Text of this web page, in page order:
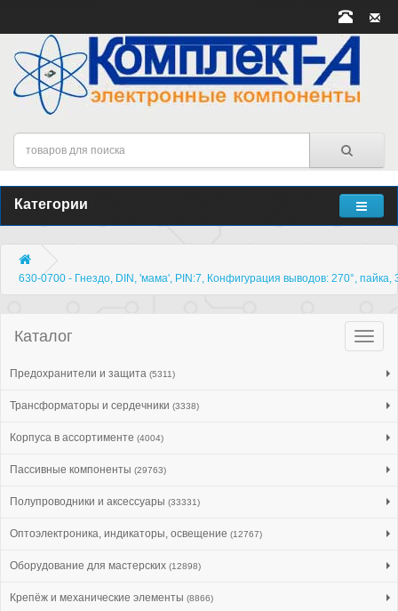
Категории
630-0700 - Гнездо, DIN, 'мама', PIN:7, Конфигурация выводов: 270°,
Каталог
Предохранители и защита (5311)
Трансформаторы и сердечники (3338)
Корпуса в ассортименте (4004)
Пассивные компоненты (29763)
Полупроводники и аксессуары (33331)
Оптоэлектроника, индикаторы, освещение (12767)
Оборудование для мастерских (12898)
Крепёж и механические элементы (8866)